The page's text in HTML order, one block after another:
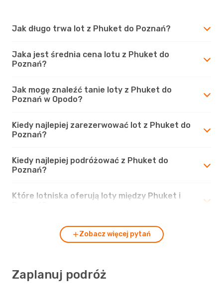
Jak długo trwa lot z Phuket do Poznań?
Jaka jest średnia cena lotu z Phuket do
Poznań?
Jak mogę znaleźć tanie loty z Phuket do
Poznań w Opodo?
Kiedy najlepiej zarezerwować lot z Phuket do
Poznań?
Kiedy najlepiej podróżować z Phuket do
Poznań?
Które lotniska oferują loty między Phuket i
Zobacz więcej pytań
Zaplanuj podróż